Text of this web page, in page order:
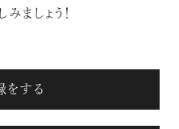
きったな”と感じた現代版・
ましょう！
をする